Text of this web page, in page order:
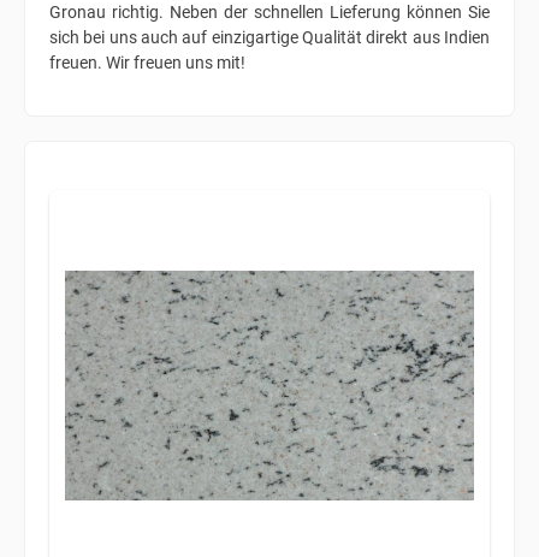
Gronau richtig. Neben der schnellen Lieferung können Sie
sich bei uns auch auf einzigartige Qualität direkt aus Indien
freuen. Wir freuen uns mit!